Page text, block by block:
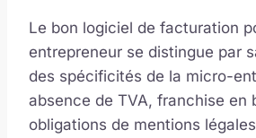
Le bon logiciel de facturation
entrepreneur se distingue par
des spécificités de la micro-
absence de TVA, franchise en
obligations de mentions